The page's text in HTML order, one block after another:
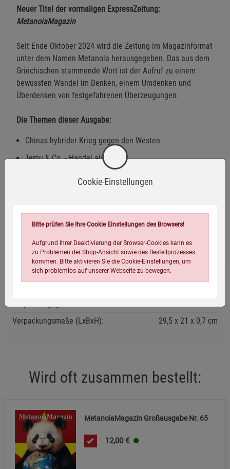
Neuer Titel der vormaligen ExpressZeitung:
MetanoiaMagazin
Seit Ende Oktober 2024 wird die Zeitung im Magazinformat
unter dem Namen Metanoia herausgegeben. Das aus dem
Griechischen stammende Wort ist der Aufruf zu einem
bewussten Wandel im Denken, einem Umdenken und
Überdenken von festgefahrenen Überzeugungen.
Die Themen dieser Ausgabe:
Chinas hybrider Krieg gegen den Westen
Temu & Co. - Handel als Waffe
Peking und die »Patrioten«
Eigenschaften
Verpackungsmaße (LxBxH):
29,5 21 0,7 cm
Wird oft zusammen bestellt:
MetanoiaMagazin Großausgabe Nr. 65
12,00 €
Cookie-Einstellungen
Bitte prüfen Sie Ihre Cookie Einstellungen des Browsers!
Aufgrund Ihrer Deaktivierung der Browser-Cookies kann es
zu Problemen der Shop-Ansicht sowie des Bestellprozesses
kommen. Bitte aktivieren Sie die Cookie-Einstellungen, um
sich problemlos auf unserer Webseite zu bewegen.
Notwendige Cookies (5)
Beschreibung Notwendige Cookies
Cookie-Informationen